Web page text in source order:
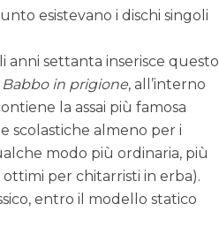
esistevano i dischi singoli
anni settanta inserisce questo
Babbo in prigione, all’interno
la assai più famosa
scolastiche almeno per i
modo più ordinaria, più
per chitarristi in erba).
entro il modello statico